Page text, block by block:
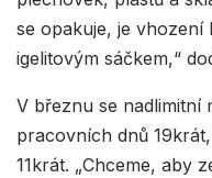
se opakuje, je vhození
igelitovým sáčkem,“
V březnu se nadlimitní
pracovních dnů
11krát. „Chceme, aby